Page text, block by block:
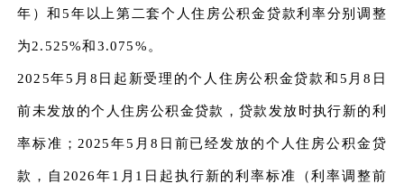
年）和5年以上第二套个人住房公积金贷款利率分别调整
为2.525%和3.075%。
2025年5月8日起新受理的个人住房公积金贷款和5月8日
前未发放的个人住房公积金贷款，贷款发放时执行新的利
率标准；2025年5月8日前已经发放的个人住房公积金贷
款，自2026年1月1日起执行新的利率标准（利率调整前